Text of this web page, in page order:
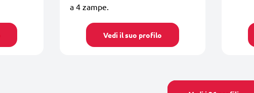
a 4 zampe.
Vedi il suo profilo